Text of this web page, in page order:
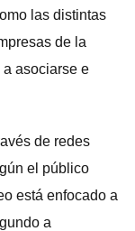
las distintas
de la
asociarse e
de redes
el público
está enfocado a
a